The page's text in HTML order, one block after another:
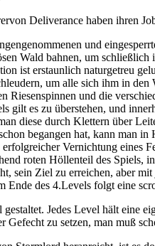
Deliverance haben ihren
und
Wald bahnen, um
ist erstaunlich naturgetreu
um alle sich ihm in
Riesenspinnen und die
gilt es zu überstehen, und
diese durch Klettern über
begangen hat, kann man
Vernichtung eines
roten Höllenteil des Spiels,
sein Ziel zu erreichen, aber
Ende des 4.Levels folgt eine
Jedes Level hält eine
zu setzen, man muß